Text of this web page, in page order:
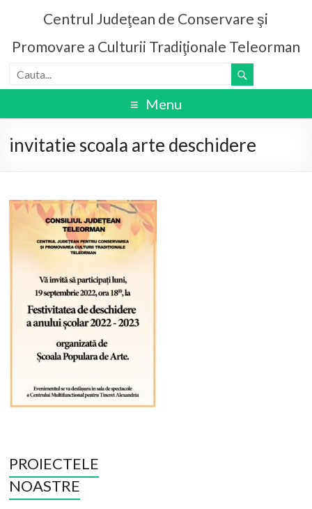
Centrul Judeţean de Conservare şi
Promovare a Culturii Tradiţionale Teleorman
Menu
invitatie scoala arte deschidere
PROIECTELE
NOASTRE